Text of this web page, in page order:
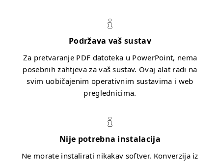
Podržava vaš sustav
Za pretvaranje PDF datoteka u PowerPoint, nema
posebnih zahtjeva za vaš sustav. Ovaj alat radi na
svim uobičajenim operativnim sustavima i web
preglednicima.
Nije potrebna instalacija
Ne morate instalirati nikakav softver. Konverzija iz